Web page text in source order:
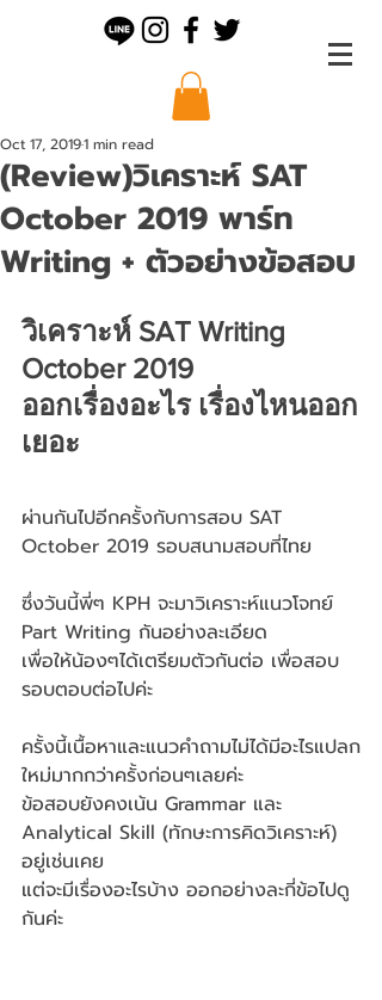
(Review)วิเคราะห์ SAT
October 2019 พาร์ท
Writing + ตัวอย่างข้อสอบ
Oct 17, 20191 min read
วิเคราะห์ SAT Writing
October 2019
ออกเรื่องอะไร เรื่องไหนออก
เยอะ
ผ่านกันไปอีกครั้งกับการสอบ SAT
October 2019 รอบสนามสอบที่ไทย
ซึ่งวันนี้พี่ๆ KPH จะมาวิเคราะห์แนวโจทย์
Part Writing กันอย่างละเอียด
เพื่อให้น้องๆได้เตรียมตัวกันต่อ เพื่อสอบ
รอบตอบต่อไปค่ะ
ครั้งนี้เนื้อหาและแนวคำถามไม่ได้มีอะไรแปลก
ใหม่มากกว่าครั้งก่อนๆเลยค่ะ
ข้อสอบยังคงเน้น Grammar และ
Analytical Skill (ทักษะการคิดวิเคราะห์)
อยู่เช่นเคย
แต่จะมีเรื่องอะไรบ้าง ออกอย่างละกี่ข้อไปดู
กันค่ะ